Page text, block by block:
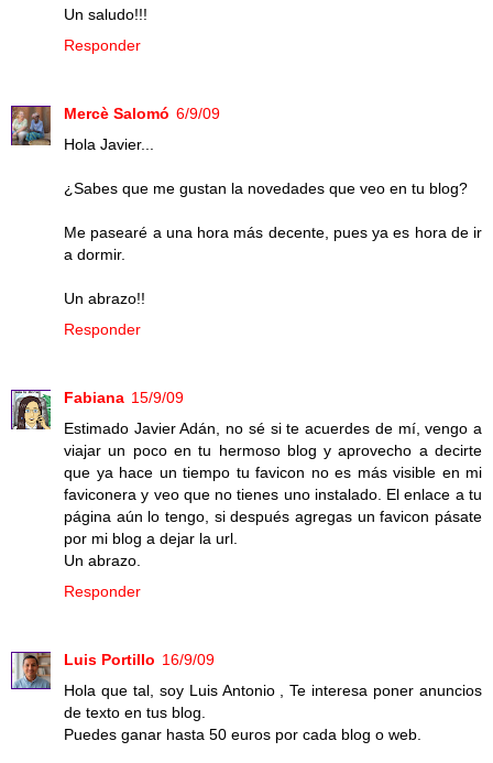
Un saludo!!!
Responder
Mercè Salomó 6/9/09
Hola Javier...
¿Sabes que me gustan la novedades que veo en tu blog?
Me pasearé a una hora más decente, pues ya es hora de ir
a dormir.
Un abrazo!!
Responder
Fabiana 15/9/09
Estimado Javier Adán, no sé si te acuerdes de mí, vengo a
viajar un poco en tu hermoso blog y aprovecho a decirte
que ya hace un tiempo tu favicon no es más visible en mi
faviconera y veo que no tienes uno instalado. El enlace a tu
página aún lo tengo, si después agregas un favicon pásate
por mi blog a dejar la url.
Un abrazo.
Responder
Luis Portillo 16/9/09
Hola que tal, soy Luis Antonio , Te interesa poner anuncios
de texto en tus blog.
Puedes ganar hasta 50 euros por cada blog o web.